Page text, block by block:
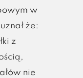
w
że:
z
nie